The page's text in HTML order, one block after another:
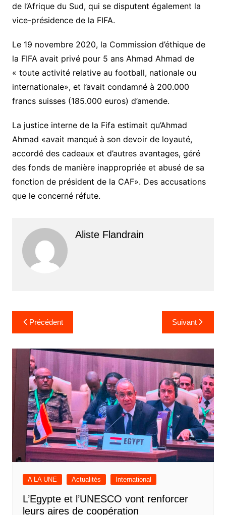
de l’Afrique du Sud, qui se disputent également la
vice-présidence de la FIFA.
Le 19 novembre 2020, la Commission d’éthique de
la FIFA avait privé pour 5 ans Ahmad Ahmad de
« toute activité relative au football, nationale ou
internationale», et l’avait condamné à 200.000
francs suisses (185.000 euros) d’amende.
La justice interne de la Fifa estimait qu’Ahmad
Ahmad «avait manqué à son devoir de loyauté,
accordé des cadeaux et d’autres avantages, géré
des fonds de manière inappropriée et abusé de sa
fonction de président de la CAF». Des accusations
que le concerné réfute.
Aliste Flandrain
Navigation
de
l’article
Précédent Suivant
A LA UNE Actualités International
L’Egypte et l’UNESCO vont renforcer
leurs aires de coopération